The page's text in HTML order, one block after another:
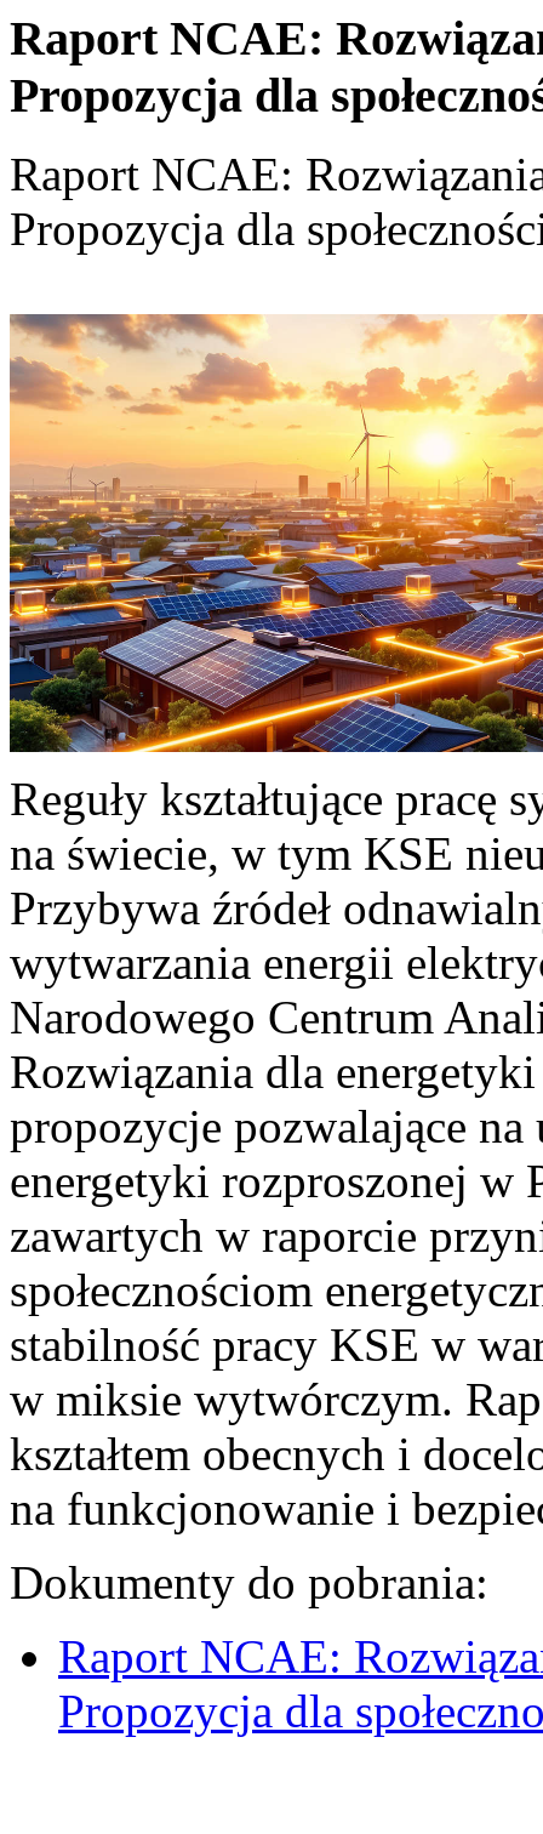
Raport NCAE:
Propozycja dla
Raport NCAE:
Propozycja dla
Reguły kształtujące pracę
na świecie, w tym KSE
Przybywa źródeł
wytwarzania energii
Narodowego Centrum
Rozwiązania dla
propozycje pozwalające
energetyki rozproszonej w
zawartych w raporcie
społecznościom
stabilność pracy KSE w
w miksie wytwórczym.
kształtem obecnych i
na funkcjonowanie i
Dokumenty do pobrania:
Raport NCAE:
Propozycja dla